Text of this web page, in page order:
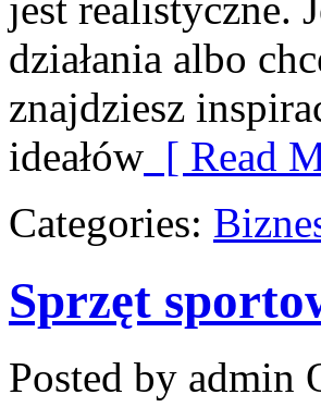
jest realistyczne.
działania albo
znajdziesz
ideałów [ Read
Categories:
Sprzęt
Posted by admin